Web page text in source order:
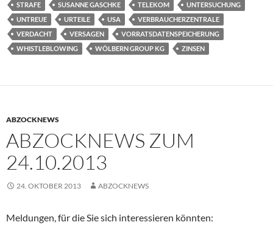
STRAFE
SUSANNE GASCHKE TELEKOM
UNTERSUCHUNG
UNTREUE
URTEILE USA
VERBRAUCHERZENTRALE
VERDACHT
VERSAGEN
VORRATSDATENSPEICHERUNG
WHISTLEBLOWING
WÖLBERN GROUP KG ZINSEN
ABZOCKNEWS
ABZOCKNEWS ZUM
24.10.2013
24. OKTOBER 2013 ABZOCKNEWS
Meldungen, für die Sie sich interessieren könnten: